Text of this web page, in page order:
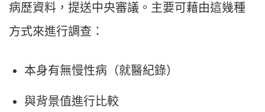
病歷資料，提送中央審議。主要可藉由這幾種
方式來進行調查：
本身有無慢性病（就醫紀錄）
與背景值進行比較